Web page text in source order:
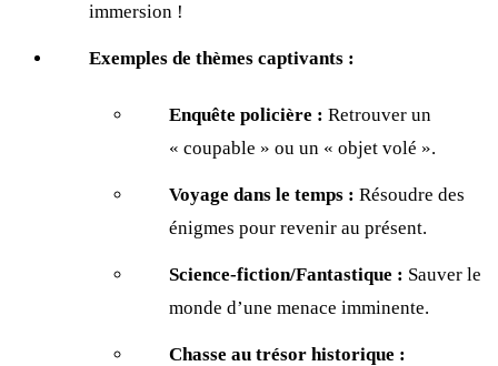
immersion !
Exemples de thèmes captivants :
Enquête policière : Retrouver un
« coupable » ou un « objet volé ».
Voyage dans le temps : Résoudre des
énigmes pour revenir au présent.
Science-fiction/Fantastique : Sauver le
monde d’une menace imminente.
Chasse au trésor historique :